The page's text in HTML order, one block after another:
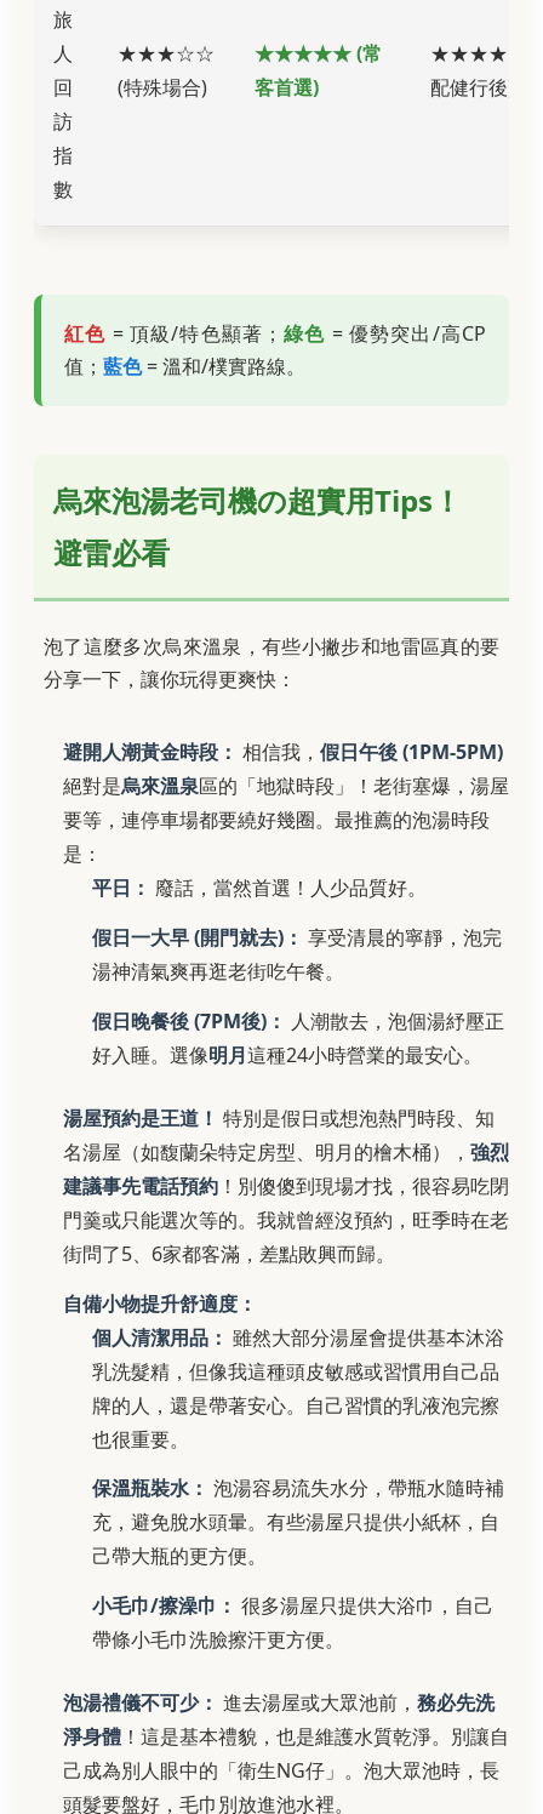
旅
人
回
訪
指
數
★★★☆☆
(特殊場合)
★★★★★ (常
客首選)
★★★★☆ (
配健行後)
紅色 = 頂級/特色顯著； 綠色 = 優勢突出/高CP
值；藍色= 溫和/樸實路線。
烏來泡湯老司機の超實用Tips！
避雷必看
泡了這麼多次烏來溫泉，有些小撇步和地雷區真的要
分享一下，讓你玩得更爽快：
避開人潮黃金時段： 相信我， 假日午後 (1PM-5PM)
絕對是烏來溫泉區的「地獄時段」！老街塞爆，湯屋
要等，連停車場都要繞好幾圈。最推薦的泡湯時段
是：
平日： 廢話，當然首選！人少品質好。
假日一大早 (開門就去)： 享受清晨的寧靜，泡完
湯神清氣爽再逛老街吃午餐。
假日晚餐後 (7PM後)： 人潮散去，泡個湯紓壓正
好入睡。選像明月這種24小時營業的最安心。
湯屋預約是王道！ 特別是假日或想泡熱門時段、知
名湯屋（如馥蘭朵特定房型、明月的檜木桶）， 強烈
建議事先電話預約 ！別傻傻到現場才找，很容易吃閉
門羹或只能選次等的。我就曾經沒預約，旺季時在老
街問了5、6家都客滿，差點敗興而歸。
自備小物提升舒適度：
個人清潔用品： 雖然大部分湯屋會提供基本沐浴
乳洗髮精，但像我這種頭皮敏感或習慣用自己品
牌的人，還是帶著安心。自己習慣的乳液泡完擦
也很重要。
保溫瓶裝水： 泡湯容易流失水分，帶瓶水隨時補
充，避免脫水頭暈。有些湯屋只提供小紙杯，自
己帶大瓶的更方便。
小毛巾/擦澡巾： 很多湯屋只提供大浴巾，自己
帶條小毛巾洗臉擦汗更方便。
泡湯禮儀不可少： 進去湯屋或大眾池前， 務必先洗
淨身體 ！這是基本禮貌，也是維護水質乾淨。別讓自
己成為別人眼中的「衛生NG仔」。泡大眾池時，長
頭髮要盤好，毛巾別放進池水裡。